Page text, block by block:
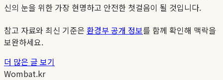
신의 눈을 위한 가장 현명하고 안전한 첫걸음이 될 것입니다.
참고 자료와 최신 기준은 환경부 공개 정보를 함께 확인해 맥락을
보완하세요.
더 많은 글 보기
Wombat.kr